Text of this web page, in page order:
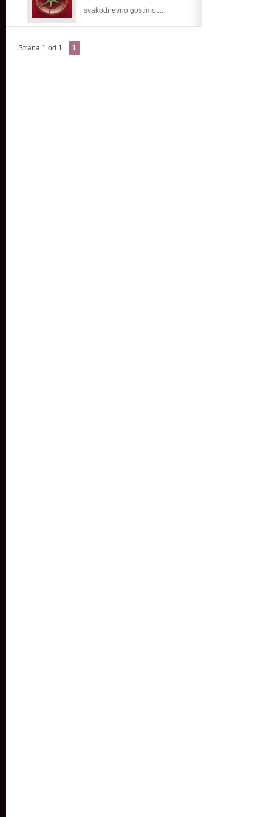
svakodnevno gostimo....
Strana 1 od 1 1